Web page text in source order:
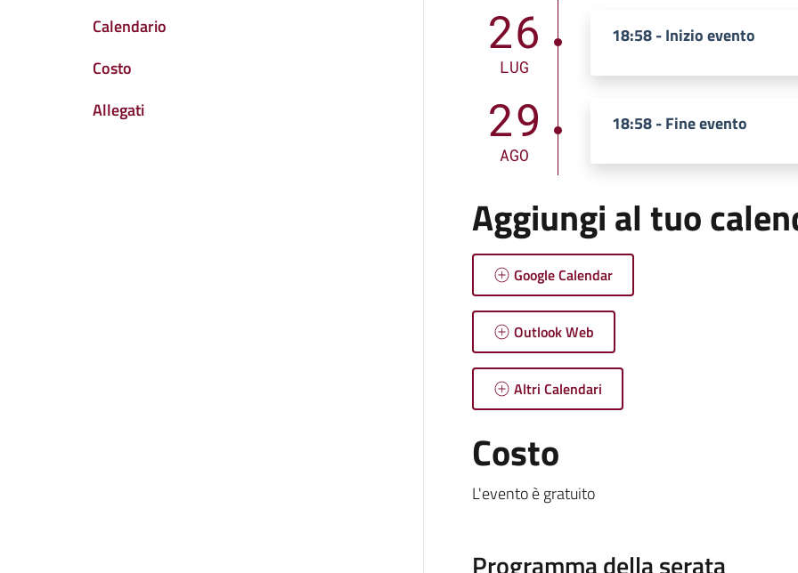
Calendario
Costo
Allegati
26
LUG
18:58 - Inizio evento
29
AGO
18:58 - Fine evento
Aggiungi al tuo
Google Calendar
Outlook Web
Altri Calendari
Costo
L'evento è gratuito